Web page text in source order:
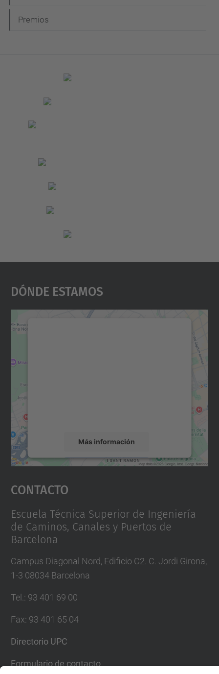
Premios
Dónde Estamos
Más información
Aceptar
powered by
Contacto
Escuela Técnica Superior de Ingeniería
de Caminos, Canales y Puertos de
Barcelona
Campus Diagonal Nord, Edificio C2. C. Jordi Girona,
1-3 08034 Barcelona
Tel. : 93 401 69 00
Fax: 93 401 65 04
Directorio UPC
Formulario de contacto